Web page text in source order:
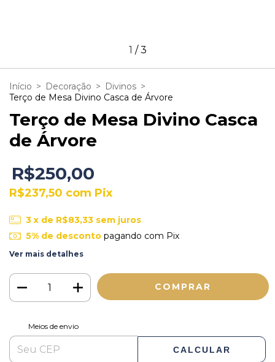
1 /3
Início > Decoração > Divinos >
Terço de Mesa Divino Casca de Árvore
Terço de Mesa Divino Casca
de Árvore
R$250,00
R$237,50 com Pix
3 x de R$83,33 sem juros
5% de descontopagando com Pix
Ver mais detalhes
Entregas para o CEP:
Meios de envio
CALCULAR